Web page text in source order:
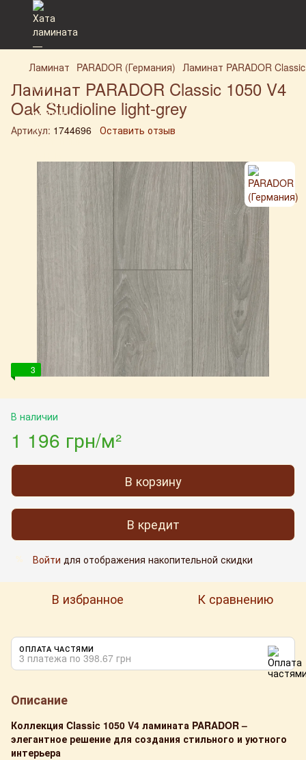
Ламинат PARADOR (Германия) Ламинат PARADOR
Ламинат PARADOR Classic 1050 V4
Oak Studioline light-grey
Артикул: 1744696 Оставить отзыв
3
В наличии
1 196 грн/м²
В корзину
В кредит
% Войти для отображения накопительной скидки
В избранное К сравнению
ОПЛАТА ЧАСТЯМИ
3 платежа по 398.67 грн
Описание
Коллекция Classic 1050 V4 ламината PARADOR –
элегантное решение для создания стильного и уютного
интерьера